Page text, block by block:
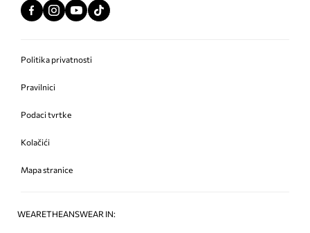
Politika privatnosti
Pravilnici
Podaci tvrtke
Kolačići
Mapa stranice
WEARETHEANSWEAR IN: